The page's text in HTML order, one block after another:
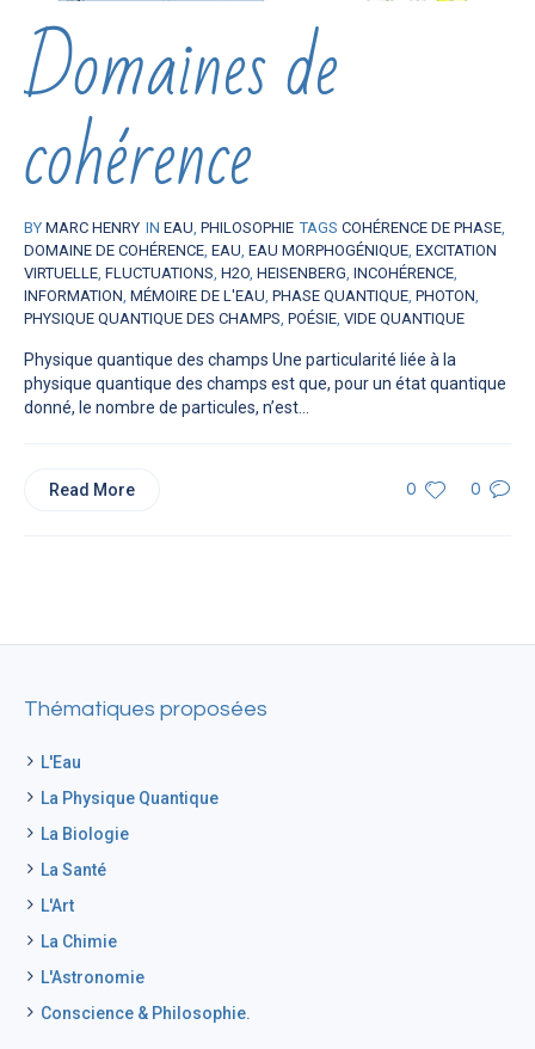
Domaines de
cohérence
BY MARC HENRY IN EAU, PHILOSOPHIE TAGS COHÉRENCE DE PHASE,
DOMAINE DE COHÉRENCE, EAU, EAU MORPHOGÉNIQUE, EXCITATION
VIRTUELLE, FLUCTUATIONS, H2O, HEISENBERG, INCOHÉRENCE,
INFORMATION, MÉMOIRE DE L'EAU, PHASE QUANTIQUE, PHOTON,
PHYSIQUE QUANTIQUE DES CHAMPS, POÉSIE, VIDE QUANTIQUE
Physique quantique des champs Une particularité liée à la
physique quantique des champs est que, pour un état quantique
donné, le nombre de particules, n’est...
0 0
Read More
Thématiques proposées
L'Eau
La Physique Quantique
La Biologie
La Santé
L'Art
La Chimie
L'Astronomie
Conscience & Philosophie.